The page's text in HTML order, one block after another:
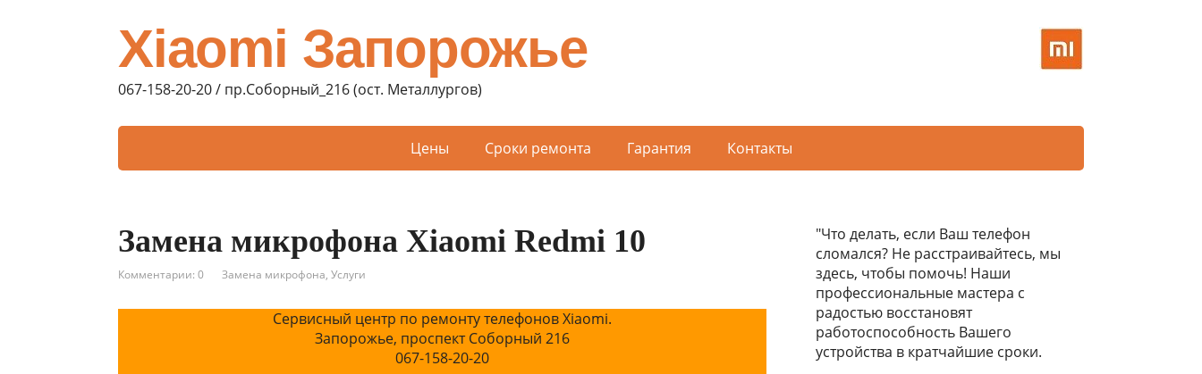
Xiaomi Запорожье
067-158-20-20 / пр.Соборный_216 (ост. Металлургов)
Цены Сроки ремонта Гарантия Контакты
Замена микрофона Xiaomi Redmi 10
Комментарии: 0 Замена микрофона, Услуги
Сервисный центр по ремонту телефонов Xiaomi.
Запорожье, проспект Соборный 216
067-158-20-20
"Что делать, если Ваш телефон
сломался? Не расстраивайтесь, мы
здесь, чтобы помочь! Наши
профессиональные мастера с
радостью восстановят
работоспособность Вашего
устройства в кратчайшие сроки.